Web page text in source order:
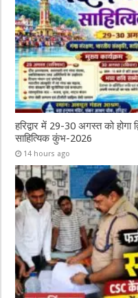
हरिद्वार में 29-30 अगस्त को होगा
साहित्यिक कुंभ-2026
14 hours ago